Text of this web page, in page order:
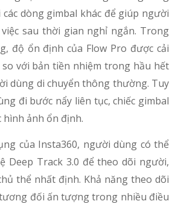
dòng gimbal khác để giúp người
sau thời gian nghỉ ngắn. Trong
độ ổn định của Flow Pro được cải
với bản tiền nhiệm trong hầu hết
dùng di chuyển thông thường. Tuy
đi bước nẩy liên tục, chiếc gimbal
ảnh ổn định.
của Insta360, người dùng có thể
Deep Track 3.0 để theo dõi người,
thể nhất định. Khả năng theo dõi
đối ấn tượng trong nhiều điều